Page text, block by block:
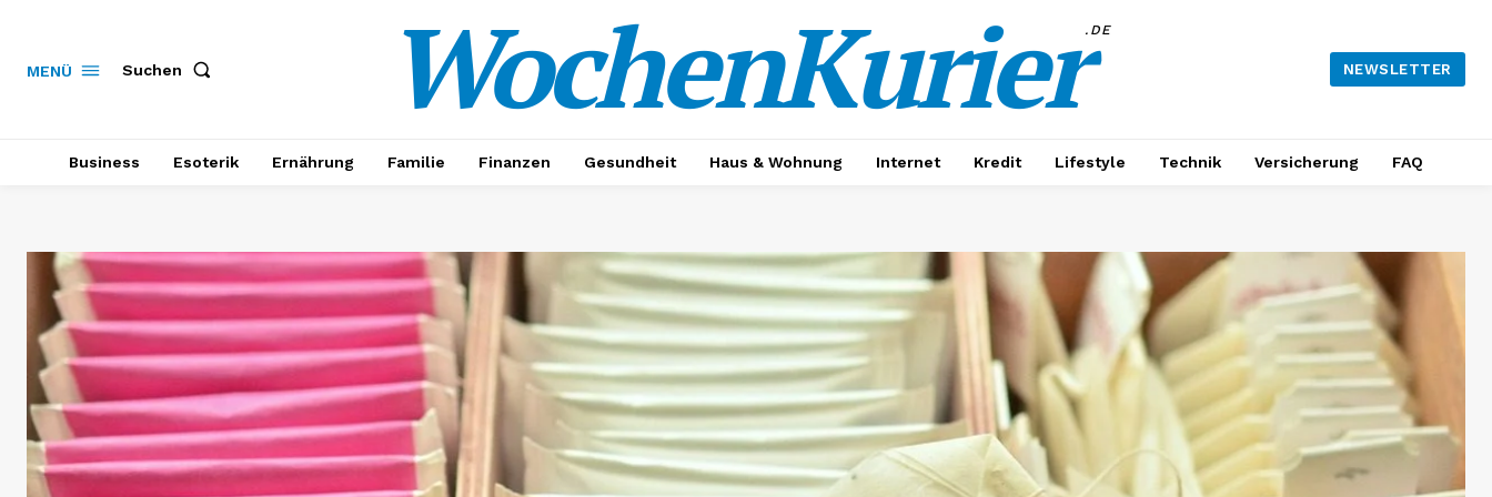
MENÜ Suchen WochenKurier.DE
NEWSLETTER
Business Esoterik Ernährung Familie Finanzen Gesundheit Haus & Wohnung Internet Kredit Lifestyle Technik Versicherung FAQ